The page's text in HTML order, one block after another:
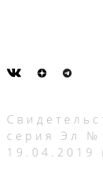
серия Эл №
19.04.2019